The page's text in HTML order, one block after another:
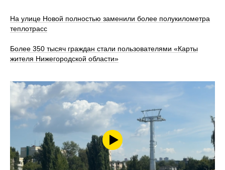
На улице Новой полностью заменили более полукилометра
теплотрасс
Более 350 тысяч граждан стали пользователями «Карты
жителя Нижегородской области»